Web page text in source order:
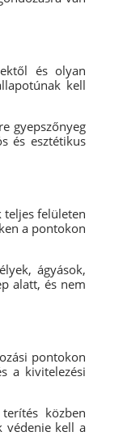
és olyan
kell
gyepszőnyeg
és esztétikus
teljes felületen
a pontokon
ágyások,
alatt, és nem
pontokon
a kivitelezési
közben
védenie kell a